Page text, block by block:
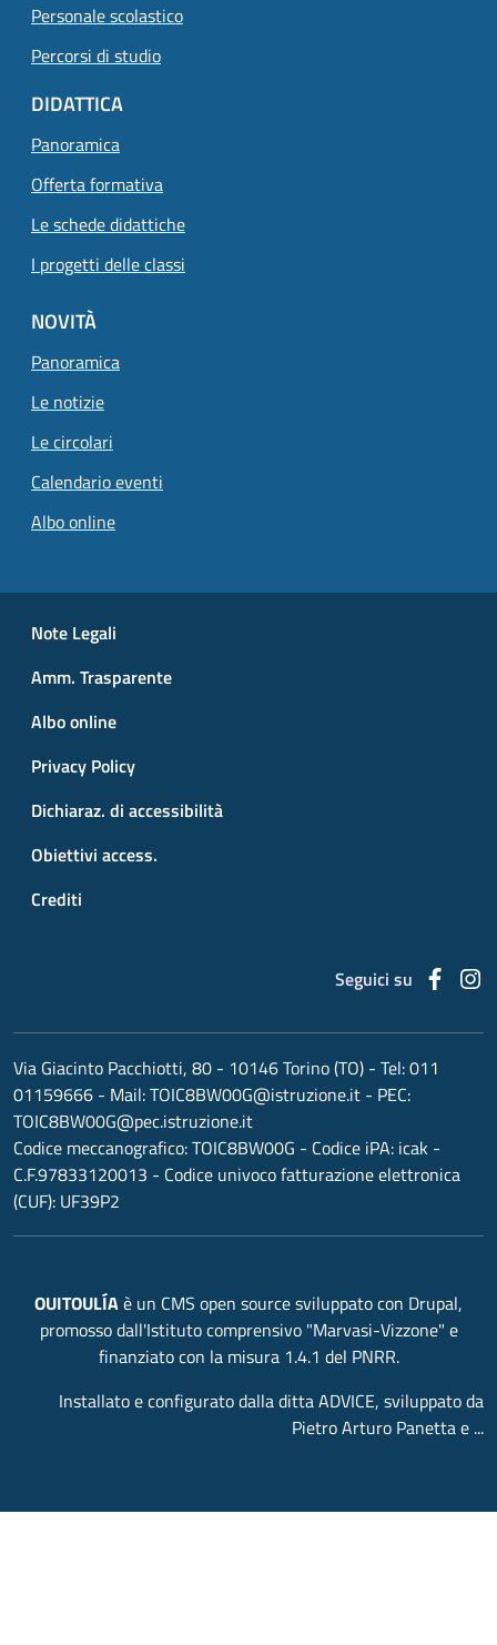
Personale scolastico
Percorsi di studio
DIDATTICA
Panoramica
Offerta formativa
Le schede didattiche
I progetti delle classi
NOVITÀ
Panoramica
Le notizie
Le circolari
Calendario eventi
Albo online
Small prints
Note Legali
Amm. Trasparente
Albo online
Privacy Policy
Dichiaraz. di accessibilità
Obiettivi access.
Crediti
Seguici su
Via Giacinto Pacchiotti, 80 - 10146 Torino (TO) - Tel:011
01159666 - Mail:TOIC8BW00G@istruzione.it - PEC:
TOIC8BW00G@pec.istruzione.it
Codice meccanografico:TOIC8BW00G - Codice iPA: icak -
C.F.97833120013 - Codice univoco fatturazione elettronica
(CUF): UF39P2
OUITOULÍAè un CMS open source sviluppato con Drupal,
promosso dall'Istituto comprensivo "Marvasi-Vizzone" e
finanziato con la misura 1.4.1 del PNRR.
Installato e configurato dalla ditta ADVICE, sviluppato da
Pietro Arturo Panetta e ...